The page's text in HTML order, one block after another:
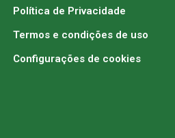
Política de Privacidade
Termos e condições de uso
Configurações de cookies